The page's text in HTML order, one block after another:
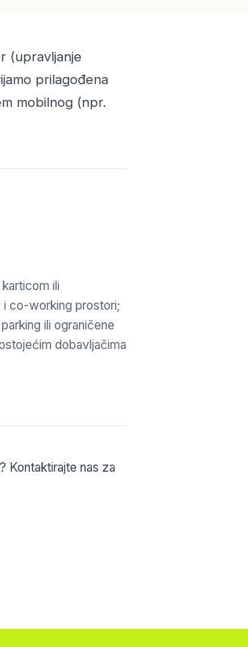
(upravljanje
prilagođena
mobilnog (npr.
ili
i co-working prostori;
ili ograničene
dobavljačima
Kontaktirajte nas za